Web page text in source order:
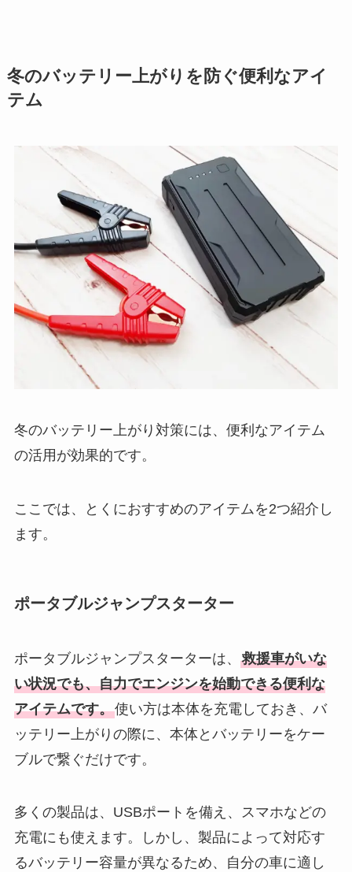
冬のバッテリー上がりを防ぐ便利なアイ
テム
冬のバッテリー上がり対策には、便利なアイテム
の活用が効果的です。
ここでは、とくにおすすめのアイテムを2つ紹介し
ます。
ポータブルジャンプスターター
ポータブルジャンプスターターは、 救援車がいな
い状況でも、自力でエンジンを始動できる便利な
アイテムです。使い方は本体を充電しておき、バ
ッテリー上がりの際に、本体とバッテリーをケー
ブルで繋ぐだけです。
多くの製品は、USBポートを備え、スマホなどの
充電にも使えます。しかし、製品によって対応す
るバッテリー容量が異なるため、自分の車に適し